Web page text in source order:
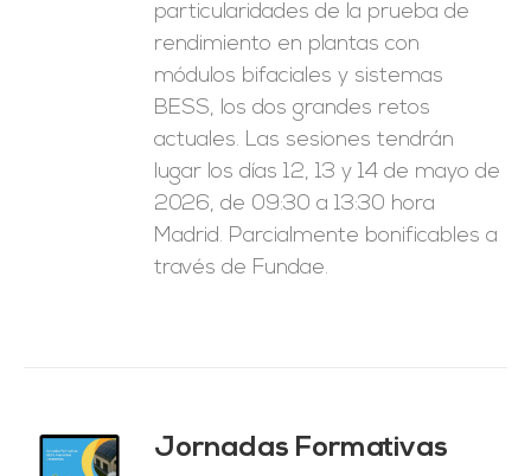
particularidades de la prueba de
rendimiento en plantas con
módulos bifaciales y sistemas
BESS, los dos grandes retos
actuales. Las sesiones tendrán
lugar los días 12, 13 y 14 de mayo de
2026, de 09:30 a 13:30 hora
Madrid. Parcialmente bonificables a
través de Fundae.
Jornadas Formativas